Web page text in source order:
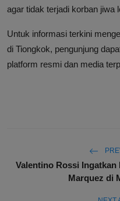
agar tidak terjadi korban jiwa
Untuk informasi terkini
di Tiongkok, pengunjung
platform resmi dan media
Valentino Rossi Ingatkan
Marquez di